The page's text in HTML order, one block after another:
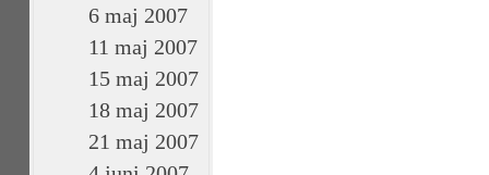
6 maj 2007
11 maj 2007
15 maj 2007
18 maj 2007
21 maj 2007